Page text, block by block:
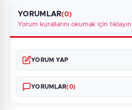
YORUMLAR(0)
Yorum kurallarını okumak için
YORUM YAP
YORUMLAR(0)